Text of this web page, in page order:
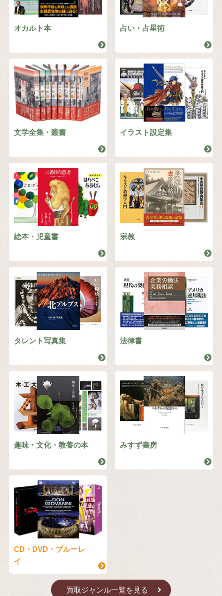
オカルト本 占い・占星術
文学全集・叢書 イラスト設定集
絵本・児童書 宗教
タレント写真集 法律書
趣味・文化・教養の本 みすず書房
CD・DVD・ブルーレ
イ
買取ジャンル一覧を見る